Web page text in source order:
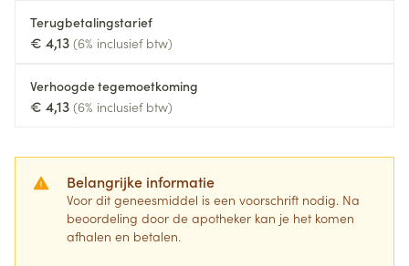
Terugbetalingstarief
€ 4,13 (6% inclusief btw)
Verhoogde tegemoetkoming
€ 4,13 (6% inclusief btw)
Belangrijke informatie
Voor dit geneesmiddel is een voorschrift nodig. Na
beoordeling door de apotheker kan je het komen
afhalen en betalen.